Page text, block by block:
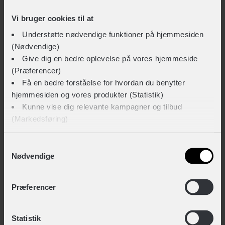
Vi bruger cookies til at
Understøtte nødvendige funktioner på hjemmesiden
(Nødvendige)
Give dig en bedre oplevelse på vores hjemmeside
(Præferencer)
Få en bedre forståelse for hvordan du benytter
hjemmesiden og vores produkter (Statistik)
Kunne vise dig relevante kampagner og tilbud
(Markedsføring)
cookies til alle disse formål. Du kan også bruge
formål. Vælg formål og ‘Gem indstillinger’.
Du kan til enhver tid trække dit samtykke tilbage eller
Nødvendige
Præferencer
Statistik
+ 39,-
TEKNISKE SPECIFIKATIONER
BASISINFORMATION
4026495788021
Sikkerheds- og producentinfo